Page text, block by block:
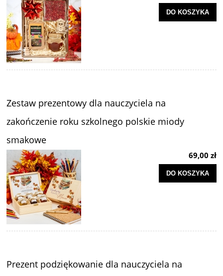
DO KOSZYKA
Zestaw prezentowy dla nauczyciela na
zakończenie roku szkolnego polskie miody
smakowe
69,00 zł
DO KOSZYKA
Prezent podziękowanie dla nauczyciela na